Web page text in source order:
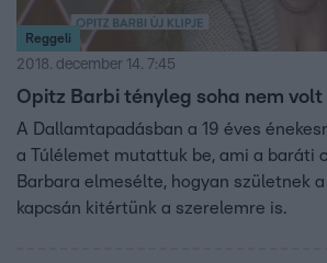
Reggeli
2018. december 14. 7:45
Opitz Barbi tényleg soha nem
A Dallamtapadásban a 19 éves
a Túlélemet mutattuk be, ami a baráti
Barbara elmesélte, hogyan születnek
kapcsán kitértünk a szerelemre is.